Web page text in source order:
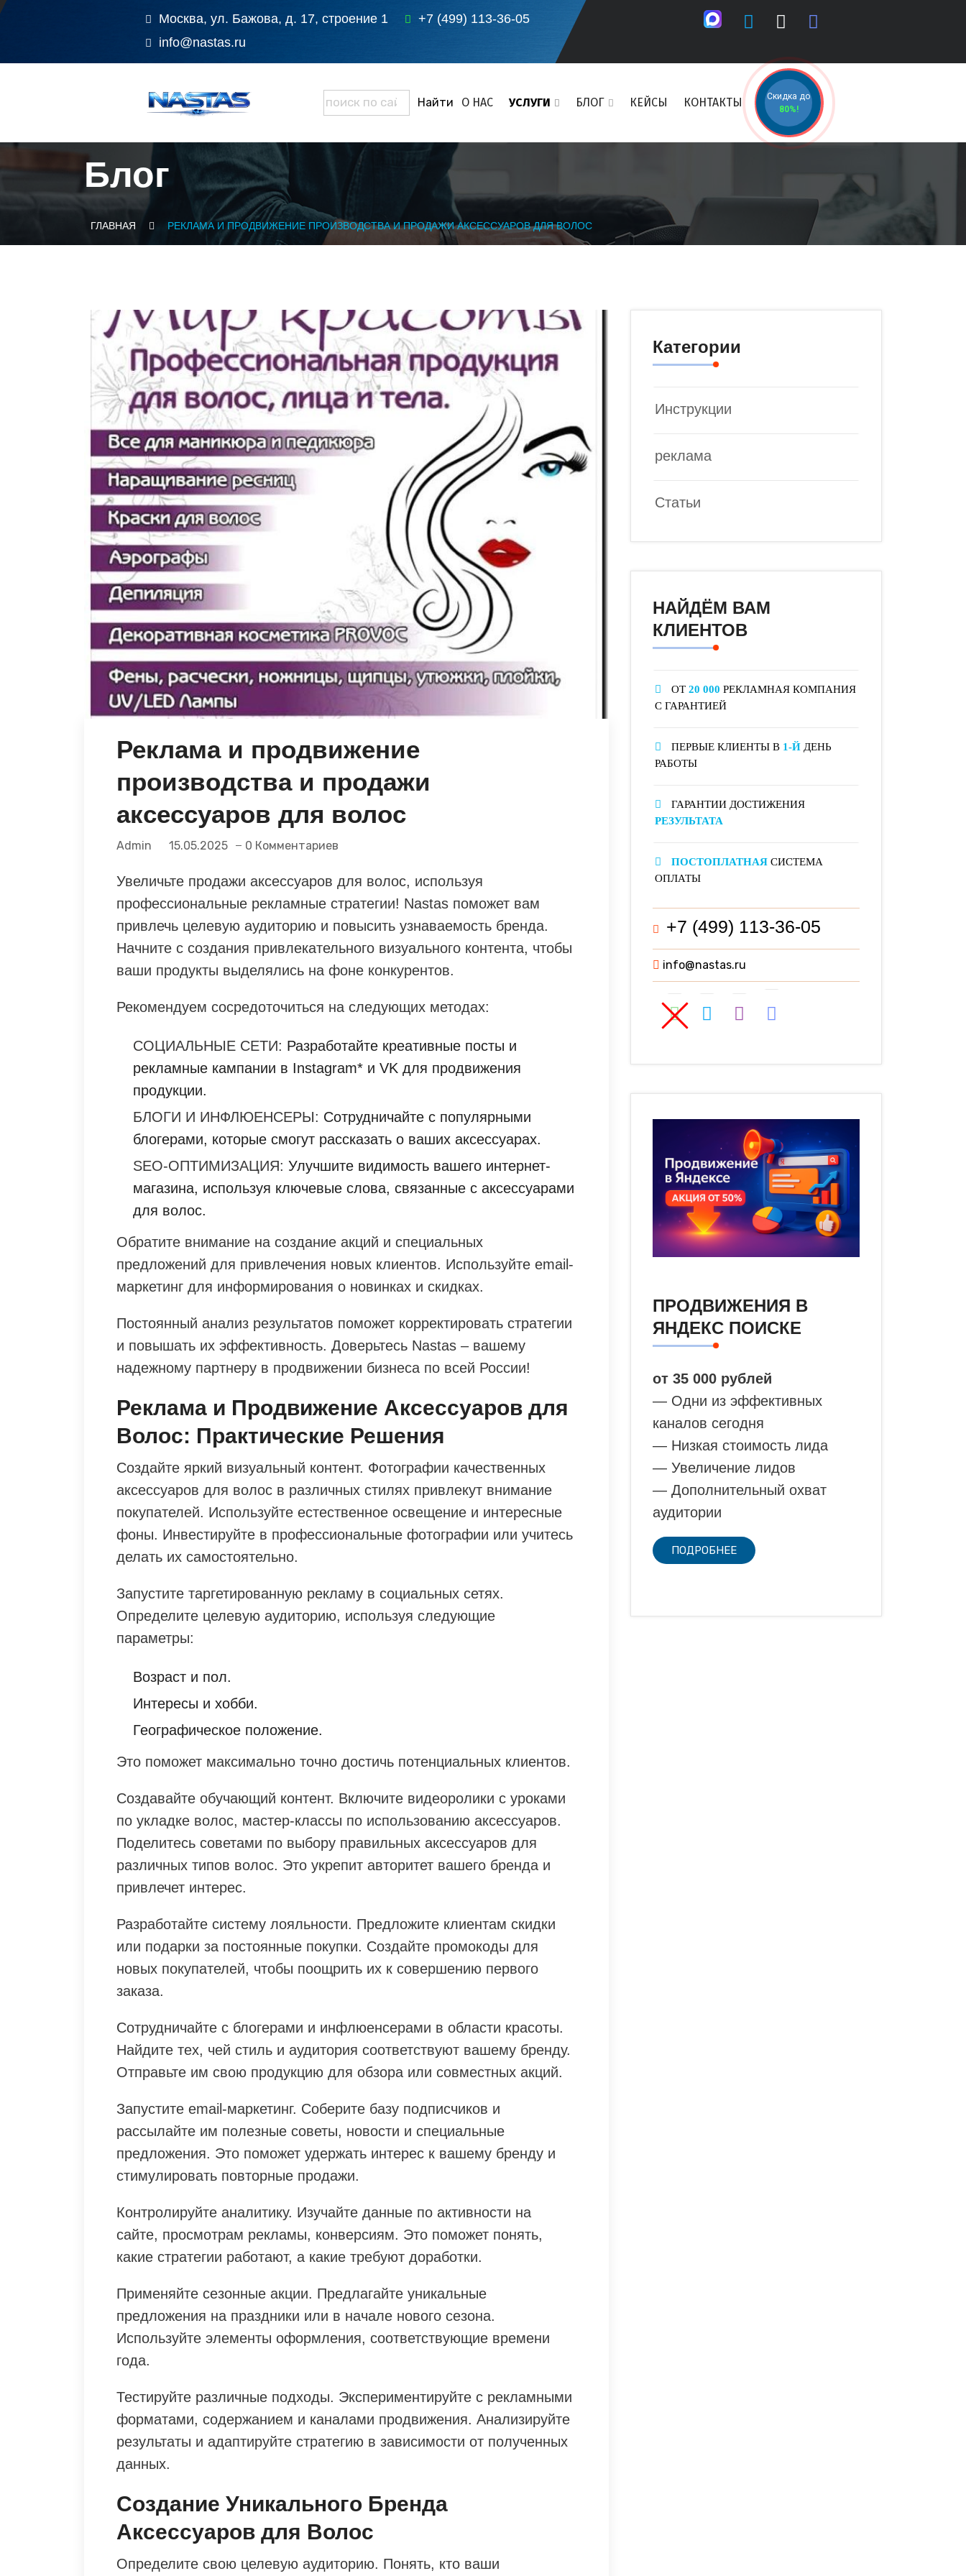
Москва, ул. Бажова, д. 17, строение 1
+7 (499) 113-36-05
info@nastas.ru
О НАС УСЛУГИ БЛОГ КЕЙСЫ КОНТАКТЫ
Скидка до
80%!
Блог
ГЛАВНАЯ РЕКЛАМА И ПРОДВИЖЕНИЕ ПРОИЗВОДСТВА И ПРОДАЖИ АКСЕССУАРОВ ДЛЯ ВОЛОС
Реклама и продвижение
производства и продажи
аксессуаров для волос
Admin 15.05.2025 0 Комментариев
Увеличьте продажи аксессуаров для волос, используя
профессиональные рекламные стратегии! Nastas поможет вам
привлечь целевую аудиторию и повысить узнаваемость бренда.
Начните с создания привлекательного визуального контента, чтобы
ваши продукты выделялись на фоне конкурентов.
Рекомендуем сосредоточиться на следующих методах:
СОЦИАЛЬНЫЕ СЕТИ: Разработайте креативные посты и
рекламные кампании в Instagram* и VK для продвижения
продукции.
БЛОГИ И ИНФЛЮЕНСЕРЫ: Сотрудничайте с популярными
блогерами, которые смогут рассказать о ваших аксессуарах.
SEO-ОПТИМИЗАЦИЯ: Улучшите видимость вашего интернет-
магазина, используя ключевые слова, связанные с аксессуарами
для волос.
Обратите внимание на создание акций и специальных
предложений для привлечения новых клиентов. Используйте email-
маркетинг для информирования о новинках и скидках.
Постоянный анализ результатов поможет корректировать стратегии
и повышать их эффективность. Доверьтесь Nastas – вашему
надежному партнеру в продвижении бизнеса по всей России!
Реклама и Продвижение Аксессуаров для
Волос: Практические Решения
Создайте яркий визуальный контент. Фотографии качественных
аксессуаров для волос в различных стилях привлекут внимание
покупателей. Используйте естественное освещение и интересные
фоны. Инвестируйте в профессиональные фотографии или учитесь
делать их самостоятельно.
Запустите таргетированную рекламу в социальных сетях.
Определите целевую аудиторию, используя следующие
параметры:
Возраст и пол.
Интересы и хобби.
Географическое положение.
Это поможет максимально точно достичь потенциальных клиентов.
Создавайте обучающий контент. Включите видеоролики с уроками
по укладке волос, мастер-классы по использованию аксессуаров.
Поделитесь советами по выбору правильных аксессуаров для
различных типов волос. Это укрепит авторитет вашего бренда и
привлечет интерес.
Разработайте систему лояльности. Предложите клиентам скидки
или подарки за постоянные покупки. Создайте промокоды для
новых покупателей, чтобы поощрить их к совершению первого
заказа.
Сотрудничайте с блогерами и инфлюенсерами в области красоты.
Найдите тех, чей стиль и аудитория соответствуют вашему бренду.
Отправьте им свою продукцию для обзора или совместных акций.
Запустите email-маркетинг. Соберите базу подписчиков и
рассылайте им полезные советы, новости и специальные
предложения. Это поможет удержать интерес к вашему бренду и
стимулировать повторные продажи.
Контролируйте аналитику. Изучайте данные по активности на
сайте, просмотрам рекламы, конверсиям. Это поможет понять,
какие стратегии работают, а какие требуют доработки.
Применяйте сезонные акции. Предлагайте уникальные
предложения на праздники или в начале нового сезона.
Используйте элементы оформления, соответствующие времени
года.
Тестируйте различные подходы. Экспериментируйте с рекламными
форматами, содержанием и каналами продвижения. Анализируйте
результаты и адаптируйте стратегию в зависимости от полученных
данных.
Создание Уникального Бренда
Аксессуаров для Волос
Определите свою целевую аудиторию. Понять, кто ваши
Категории
Инструкции
реклама
Статьи
НАЙДЁМ ВАМ
КЛИЕНТОВ
ОТ 20 000 РЕКЛАМНАЯ КОМПАНИЯ
С ГАРАНТИЕЙ
ПЕРВЫЕ КЛИЕНТЫ В 1-Й ДЕНЬ
РАБОТЫ
ГАРАНТИИ ДОСТИЖЕНИЯ
РЕЗУЛЬТАТА
ПОСТОПЛАТНАЯ СИСТЕМА
ОПЛАТЫ
+7 (499) 113-36-05
info@nastas.ru
ПРОДВИЖЕНИЯ В
ЯНДЕКС ПОИСКЕ
от 35 000 рублей
— Одни из эффективных
каналов сегодня
— Низкая стоимость лида
— Увеличение лидов
— Дополнительный охват
аудитории
ПОДРОБНЕЕ